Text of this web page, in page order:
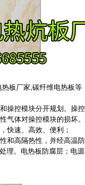
热板厂家,碳纤维电热板等
操控模块分开规划。操控
气体对操控模块的损坏。
快速、高效、便利；
和高隔热性，并经高温防
理。电热板防腐层；电源